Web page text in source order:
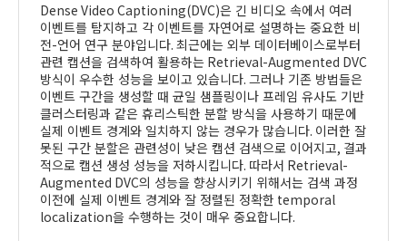
Dense Video Captioning(DVC)은 긴 비디오 속에서 여러
이벤트를 탐지하고 각 이벤트를 자연어로 설명하는 중요한 비
전-언어 연구 분야입니다. 최근에는 외부 데이터베이스로부터
관련 캡션을 검색하여 활용하는 Retrieval-Augmented DVC
방식이 우수한 성능을 보이고 있습니다. 그러나 기존 방법들은
이벤트 구간을 생성할 때 균일 샘플링이나 프레임 유사도 기반
클러스터링과 같은 휴리스틱한 분할 방식을 사용하기 때문에
실제 이벤트 경계와 일치하지 않는 경우가 많습니다. 이러한 잘
못된 구간 분할은 관련성이 낮은 캡션 검색으로 이어지고, 결과
적으로 캡션 생성 성능을 저하시킵니다. 따라서 Retrieval-
Augmented DVC의 성능을 향상시키기 위해서는 검색 과정
이전에 실제 이벤트 경계와 잘 정렬된 정확한 temporal
localization을 수행하는 것이 매우 중요합니다.